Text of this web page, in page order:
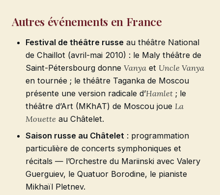
Autres événements en France
Festival de théâtre russe au théâtre National
de Chaillot (avril-mai 2010) : le Maly théâtre de
Saint-Pétersbourg donne Vanya et Uncle Vanya
en tournée ; le théâtre Taganka de Moscou
présente une version radicale d’Hamlet ; le
théâtre d’Art (MKhAT) de Moscou joue La
Mouette au Châtelet.
Saison russe au Châtelet : programmation
particulière de concerts symphoniques et
récitals — l’Orchestre du Mariinski avec Valery
Guerguiev, le Quatuor Borodine, le pianiste
Mikhaïl Pletnev.